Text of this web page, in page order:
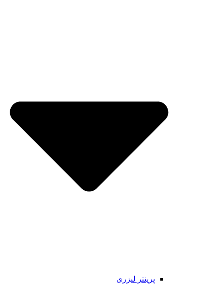
پرینتر لیزری